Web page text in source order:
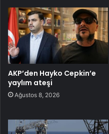
AKP’den Hayko Cepkin’e
yaylım ateşi
Ağustos 8, 2026